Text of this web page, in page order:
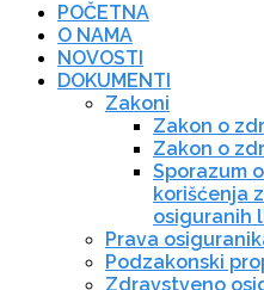
POČETNA
O NAMA
NOVOSTI
DOKUMENTI
Zakoni
Zakon o
Zakon o
Sporazum
korišćenja
osiguranih
Prava
Podzakonski
Zdravstveno